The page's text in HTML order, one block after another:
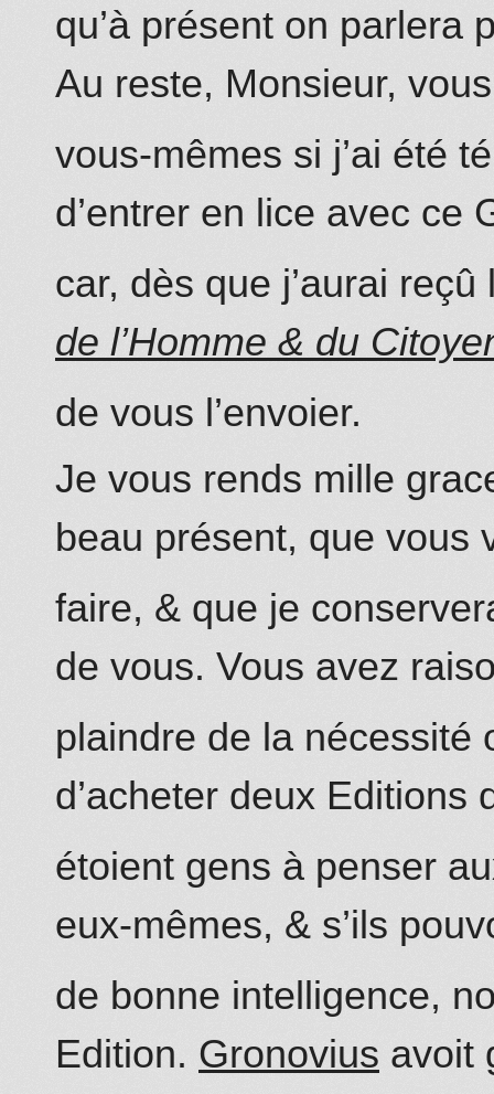
qu’à présent on parlera
Au reste, Monsieur,
vous-mêmes si j’ai été
d’entrer en lice avec ce
car, dès que j’aurai
de l’Homme & du
de vous l’envoier.
Je vous rends mille
beau présent, que vous
faire, & que je
de vous. Vous avez
plaindre de la nécessité
d’acheter deux Editions
étoient gens à penser
eux-mêmes, & s’ils
de bonne intelligence,
Edition. Gronovius avoit